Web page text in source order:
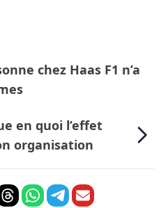
chez Haas F1 n’a
en quoi l’effet
organisation